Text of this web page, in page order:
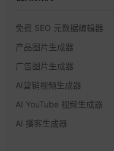
免费 SEO 元数据编辑器
产品图片生成器
广告图片生成器
AI营销视频生成器
AI YouTube 视频生成器
AI 播客生成器